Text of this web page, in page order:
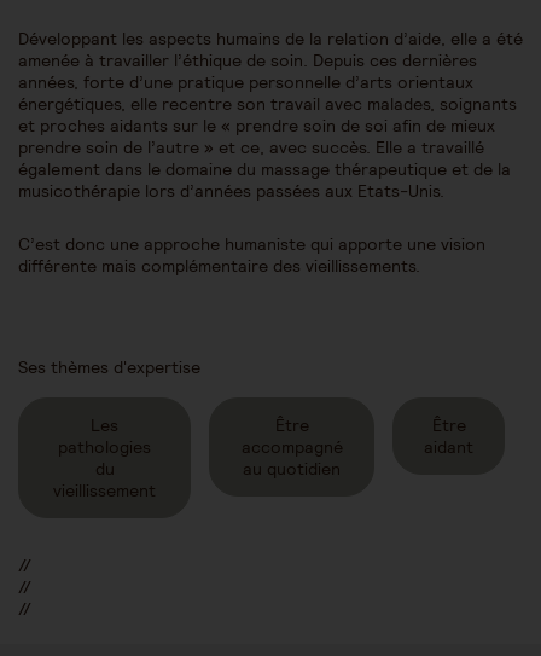
Développant les aspects humains de la relation d’aide, elle a été
amenée à travailler l’éthique de soin. Depuis ces dernières
années, forte d’une pratique personnelle d’arts orientaux
énergétiques, elle recentre son travail avec malades, soignants
et proches aidants sur le « prendre soin de soi afin de mieux
prendre soin de l’autre » et ce, avec succès. Elle a travaillé
également dans le domaine du massage thérapeutique et de la
musicothérapie lors d’années passées aux Etats-Unis.
C’est donc une approche humaniste qui apporte une vision
différente mais complémentaire des vieillissements.
Ses thèmes d'expertise
Les
pathologies
du
vieillissement
Être
accompagné
au quotidien
Être
aidant
//
//
//